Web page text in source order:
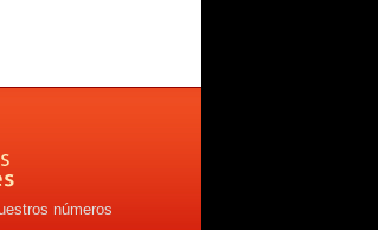
números